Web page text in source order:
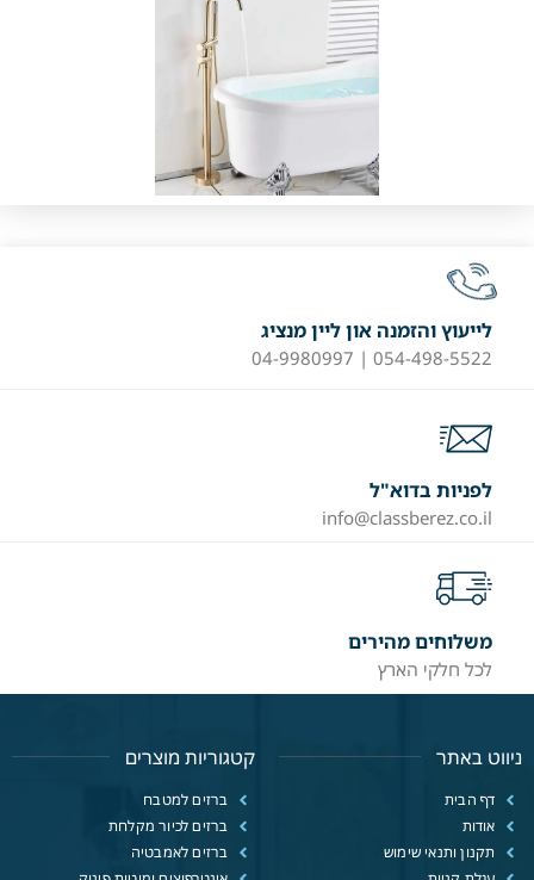
ידיות ארגונומיות ופיות מעוצבות תורמים לחוויה ידידותית
בסך הכל, השקעה בברז לחדר אמבטיה איכותי ומעוצב יכולה
להעלות בצורה עמוקה את שגרת היומיום שלכם תוך שיפור היופי
והיעילות של חלל חדר האמבטיה שלכם.
לייעוץ והזמנה און ליין מנציג
054-498-5522 | 04-9980997
לפניות בדוא"ל
info@classberez.co.il
משלוחים מהירים
לכל חלקי הארץ
ניווט באתר
דף הבית
אודות
תקנון ותנאי שימוש
קטגוריות מוצרים
ברזים למטבח
ברזים לכיור מקלחת
ברזים לאמבטיה